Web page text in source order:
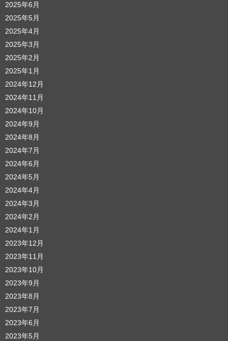
2025年6月
2025年5月
2025年4月
2025年3月
2025年2月
2025年1月
2024年12月
2024年11月
2024年10月
2024年9月
2024年8月
2024年7月
2024年6月
2024年5月
2024年4月
2024年3月
2024年2月
2024年1月
2023年12月
2023年11月
2023年10月
2023年9月
2023年8月
2023年7月
2023年6月
2023年5月